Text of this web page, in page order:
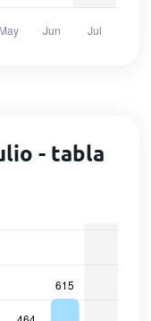
- tabla